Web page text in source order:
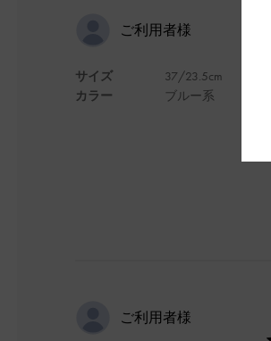
ご利用者様
サイズ
カラー
37/23.5cm
ブルー系
ご利用者様